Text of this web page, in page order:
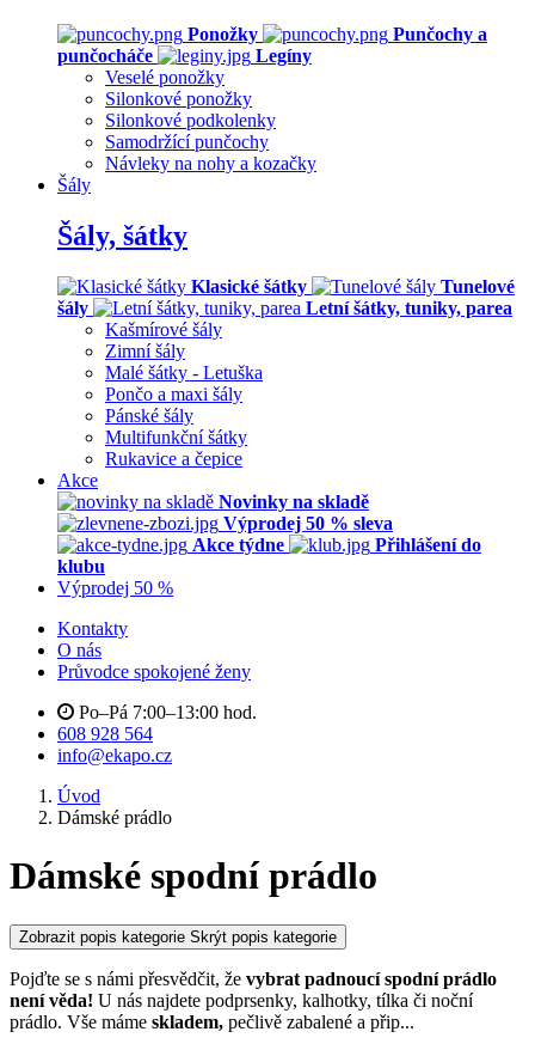
Ponožky
Punčochy a
punčocháče
Legíny
Veselé ponožky
Silonkové ponožky
Silonkové podkolenky
Samodržící punčochy
Návleky na nohy a kozačky
Šály
Šály, šátky
Klasické šátky
Tunelové
šály
Letní šátky, tuniky, parea
Kašmírové šály
Zimní šály
Malé šátky - Letuška
Pončo a maxi šály
Pánské šály
Multifunkční šátky
Rukavice a čepice
Akce
Novinky na skladě
Výprodej 50 % sleva
Akce týdne
Přihlášení do
klubu
Výprodej 50 %
Kontakty
O nás
Průvodce spokojené ženy
Po–Pá 7:00–13:00 hod.
608 928 564
info@ekapo.cz
Úvod
Dámské prádlo
Dámské spodní prádlo
Zobrazit popis kategorie Skrýt popis kategorie
Pojďte se s námi přesvědčit, že vybrat padnoucí spodní prádlo
není věda! U nás najdete podprsenky, kalhotky, tílka či noční
prádlo. Vše máme skladem, pečlivě zabalené a přip...